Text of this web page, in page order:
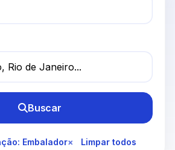
Buscar
Embalador× Limpar todos